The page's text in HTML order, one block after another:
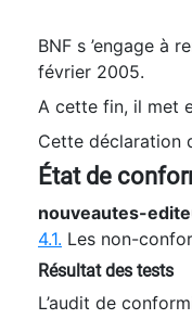
BNF s ’engage à
février 2005.
A cette fin, il met
Cette déclaration
État de
nouveautes-
4.1. Les non-
Résultat des tests
L’audit de